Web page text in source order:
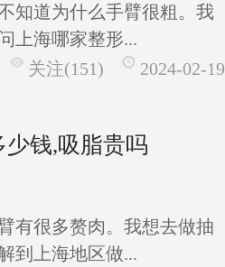
知道为什么手臂很粗。我
上海哪家整形...
关注(151)
2024-02-19
钱,吸脂贵吗
有很多赘肉。我想去做抽
到上海地区做...